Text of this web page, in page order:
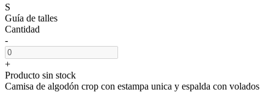
S
Guía de talles
Cantidad
-
+
Producto sin stock
Camisa de algodón crop con estampa unica y espalda con volados